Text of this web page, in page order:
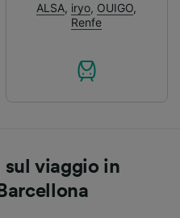
ALSA, iryo, OUIGO,
Renfe
sul viaggio in